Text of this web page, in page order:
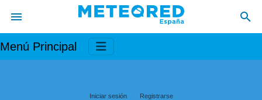
Menú Principal
Iniciar sesión Registrarse